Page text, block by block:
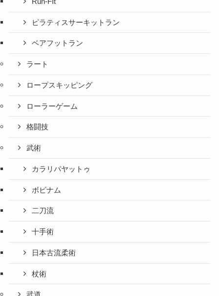
ピラティスサーキットラン
ベアフットラン
ラート
ロープスキッピング
ローラーゲーム
格闘技
武術
カラリパヤットゥ
ボビナム
二刀流
十手術
日本古流柔術
杖術